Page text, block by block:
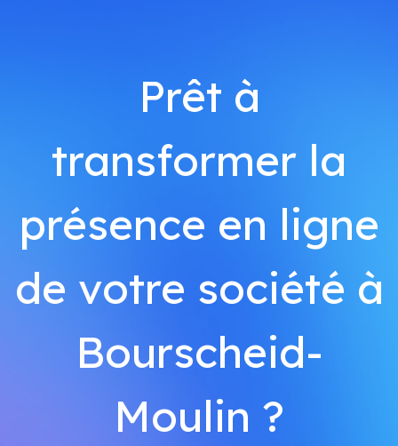
Prêt à
transformer la
présence en ligne
de votre société à
Bourscheid-
Moulin ?